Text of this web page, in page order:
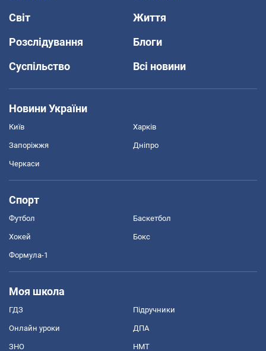
Світ
Життя
Розслідування
Блоги
Суспільство
Всі новини
Новини України
Київ Харків
Запоріжжя Дніпро
Черкаси
Спорт
Футбол Баскетбол
Хокей Бокс
Формула-1
Моя школа
ГДЗ Підручники
Онлайн уроки ДПА
ЗНО НМТ